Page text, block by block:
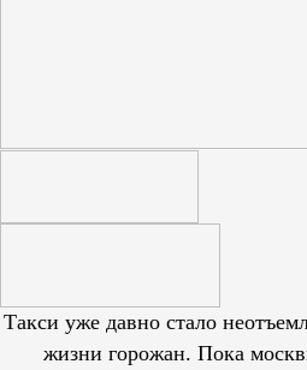
Такси уже давно стало
жизни горожан. Пока